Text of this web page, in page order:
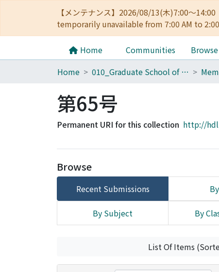
【メンテナンス】2026/08/13(木)7:00～
temporarily unavailable from 7:00 AM to
Home Communities Browse
Home
010_Graduate School of Letters
第65号
Permanent URI for this collection http://
Browse
Recent Submissions
By Subject By
List Of Items